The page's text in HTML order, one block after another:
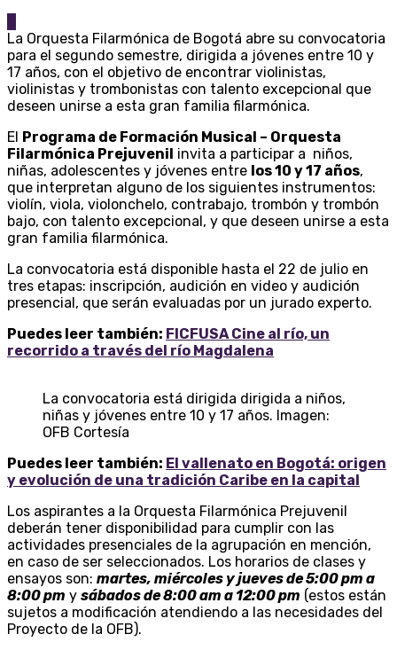
La Orquesta Filarmónica de Bogotá abre su convocatoria
para el segundo semestre, dirigida a jóvenes entre 10 y
17 años, con el objetivo de encontrar violinistas,
violinistas y trombonistas con talento excepcional que
deseen unirse a esta gran familia filarmónica.
El Programa de Formación Musical – Orquesta
Filarmónica Prejuvenil invita a participar a niños,
niñas, adolescentes y jóvenes entre los 10 y 17 años,
que interpretan alguno de los siguientes instrumentos:
violín, viola, violonchelo, contrabajo, trombón y trombón
bajo, con talento excepcional, y que deseen unirse a esta
gran familia filarmónica.
La convocatoria está disponible hasta el 22 de julio en
tres etapas: inscripción, audición en video y audición
presencial, que serán evaluadas por un jurado experto.
Puedes leer también: FICFUSA Cine al río, un
recorrido a través del río Magdalena
La convocatoria está dirigida dirigida a niños,
niñas y jóvenes entre 10 y 17 años. Imagen:
OFB Cortesía
Puedes leer también: El vallenato en Bogotá: origen
y evolución de una tradición Caribe en la capital
Los aspirantes a la Orquesta Filarmónica Prejuvenil
deberán tener disponibilidad para cumplir con las
actividades presenciales de la agrupación en mención,
en caso de ser seleccionados. Los horarios de clases y
ensayos son: martes, miércoles y jueves de 5:00 pm a
8:00 pm y sábados de 8:00 am a 12:00 pm (estos están
sujetos a modificación atendiendo a las necesidades del
Proyecto de la OFB).